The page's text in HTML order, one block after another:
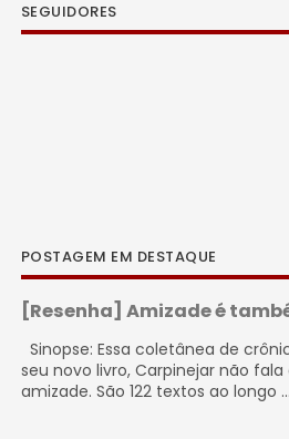
SEGUIDORES
POSTAGEM EM DESTAQUE
[Resenha] Amizade é
Sinopse: Essa coletânea de
seu novo livro, Carpinejar não
amizade. São 122 textos ao longo ...